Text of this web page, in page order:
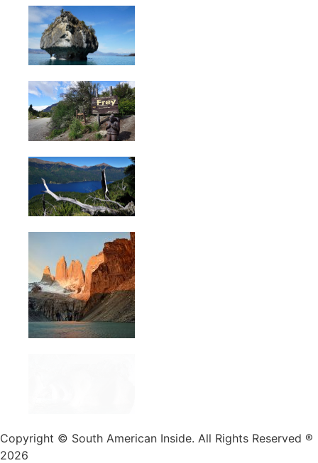
Copyright © South American Inside. All Rights Reserved ®
2026